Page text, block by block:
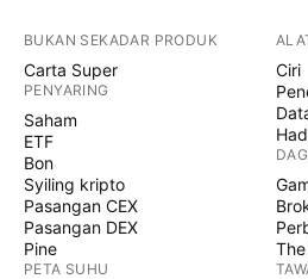
BUKAN SEKADAR PRODUK
Carta Super
PENYARING
Saham
ETF
Bon
Syiling kripto
Pasangan CEX
Pasangan DEX
Pine
PETA SUHU
Ciri